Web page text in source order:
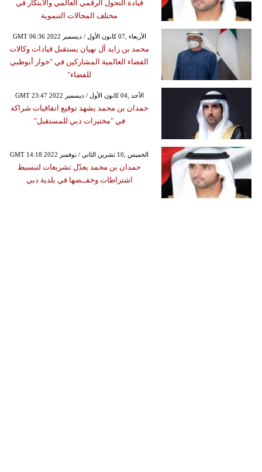
قيادة التحول الرقمي العالمي والابتكار في
مختلف المجالات التنموية
GMT 06:36 2022 الأربعاء ,07 كانون الأول / ديسمبر
محمد بن زايد آل نهيان يستقبل قيادات وكالات
الفضاء العالمية المشاركين في "حوار أبوظبي
للفضاء"
GMT 23:47 2022 الأحد ,04 كانون الأول / ديسمبر
حمدان بن محمد يشهد توقيع اتفاقيات شراكة
في "مختبرات دبي للمستقبل"
GMT 14:18 2022 الخميس ,10 تشرين الثاني / نوفمبر
حمدان بن محمد يعدّل تشريعات لتبسيط
اشتراطات وخفــضها في بلدية دبي